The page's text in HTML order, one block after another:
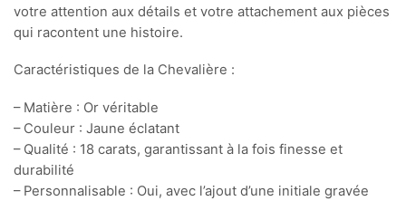
votre attention aux détails et votre attachement aux pièces
qui racontent une histoire.
Caractéristiques de la Chevalière :
– Matière : Or véritable
– Couleur : Jaune éclatant
– Qualité : 18 carats, garantissant à la fois finesse et
durabilité
– Personnalisable : Oui, avec l’ajout d’une initiale gravée